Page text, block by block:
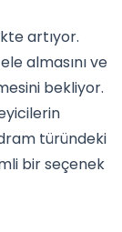
artıyor.
almasını ve
bekliyor.
türündeki
bir seçenek